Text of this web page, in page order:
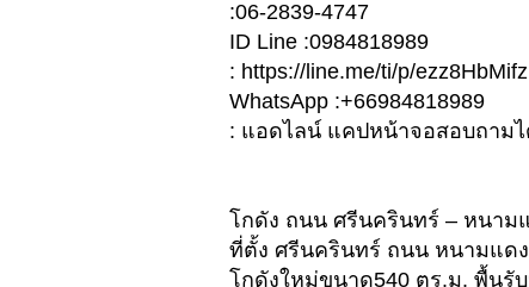
:06-2839-4747
ID Line :0984818989
: https://line.me/ti/p/ezz8HbMifz
WhatsApp :+66984818989
: แอดไลน์ แคปหน้าจอสอบถามไ
โกดัง ถนน ศรีนครินทร์ – หนาม
ที่ตั้ง ศรีนครินทร์ ถนน หนามแดง
โกดังใหม่ขนาด540 ตร.ม. พื้นรั